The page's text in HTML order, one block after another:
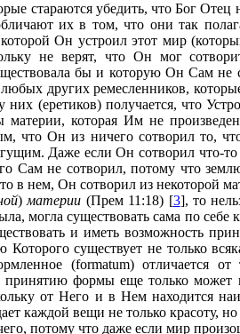
стараются убедить, что Бог
их в том, что они так
Он устроил этот мир
не верят, что Он мог
бы и которую Он Сам
любых других ремесленников,
(еретиков) получается, что
которая Им не
что Он из ничего сотворил то,
Даже если Он сотворил что-то
Сам не сотворил, потому что
в нем, Он сотворил из некоторой
) материи (Прем 11:18) [3], то
могла существовать сама по
и иметь возможность
существует не только
(formatum) отличается
формы еще только
от Него и в Нем находится
каждой вещи не только красоту,
потому что даже если мир